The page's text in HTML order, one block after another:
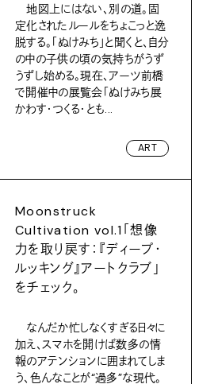
地図上にはない、別の道。固
定化されたルールをちょこっと逸
脱する。「ぬけみち」と聞くと、自分
の中の子供の頃の気持ちがうず
うずし始める。現在、アーツ前橋
で開催中の展覧会「ぬけみち展
かわす・つくる・とも...
ART
Moonstruck
Cultivation vol.1「想像
力を取り戻す：『ディープ・
ルッキング』アートクラブ」
をチェック。
なんだか忙しなくすぎる日々に
加え、スマホを開けば数多の情
報のアテンションに囲まれてしま
う、色んなことが“過多”な現代。